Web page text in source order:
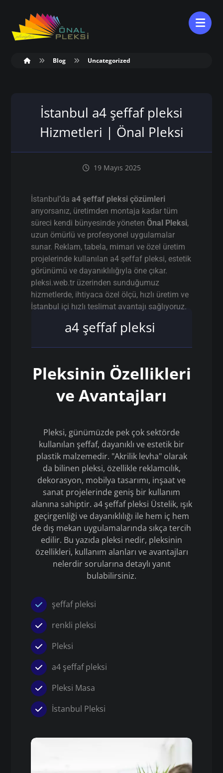
Blog Uncategorized
İstanbul a4 şeffaf pleksi
Hizmetleri | Önal Pleksi
19 Mayıs 2025
İstanbul’daa4 şeffaf pleksi çözümleri
arıyorsanız, üretimden montaja kadar tüm
süreci kendi bünyesinde yönetenÖnal Pleksi,
uzun ömürlü ve profesyonel uygulamalar
sunar. Reklam, tabela, mimari ve özel üretim
projelerinde kullanılan a4 şeffaf pleksi, estetik
görünümü ve dayanıklılığıyla öne çıkar.
pleksi.web.tr üzerinden sunduğumuz
hizmetlerde, ihtiyaca özel ölçü, hızlı üretim ve
İstanbul içi hızlı teslimat avantajı sağlıyoruz.
a4 şeffaf pleksi
Pleksinin Özellikleri
ve Avantajları
Pleksi, günümüzde pek çok sektörde
kullanılan şeffaf, dayanıklı ve estetik bir
plastik malzemedir. "Akrilik levha" olarak
da bilinen pleksi, özellikle reklamcılık,
dekorasyon, mobilya tasarımı, inşaat ve
sanat projelerinde geniş bir kullanım
alanına sahiptir. a4 şeffaf pleksi Üstelik, ışık
geçirgenliği ve dayanıklılığı ile hem iç hem
de dış mekan uygulamalarında sıkça tercih
edilir. Bu yazıda pleksi nedir, pleksinin
özellikleri, kullanım alanları ve avantajları
nelerdir sorularına detaylı yanıt
bulabilirsiniz.
şeffaf pleksi
renkli pleksi
Pleksi
a4 şeffaf pleksi
Pleksi Masa
İstanbul Pleksi